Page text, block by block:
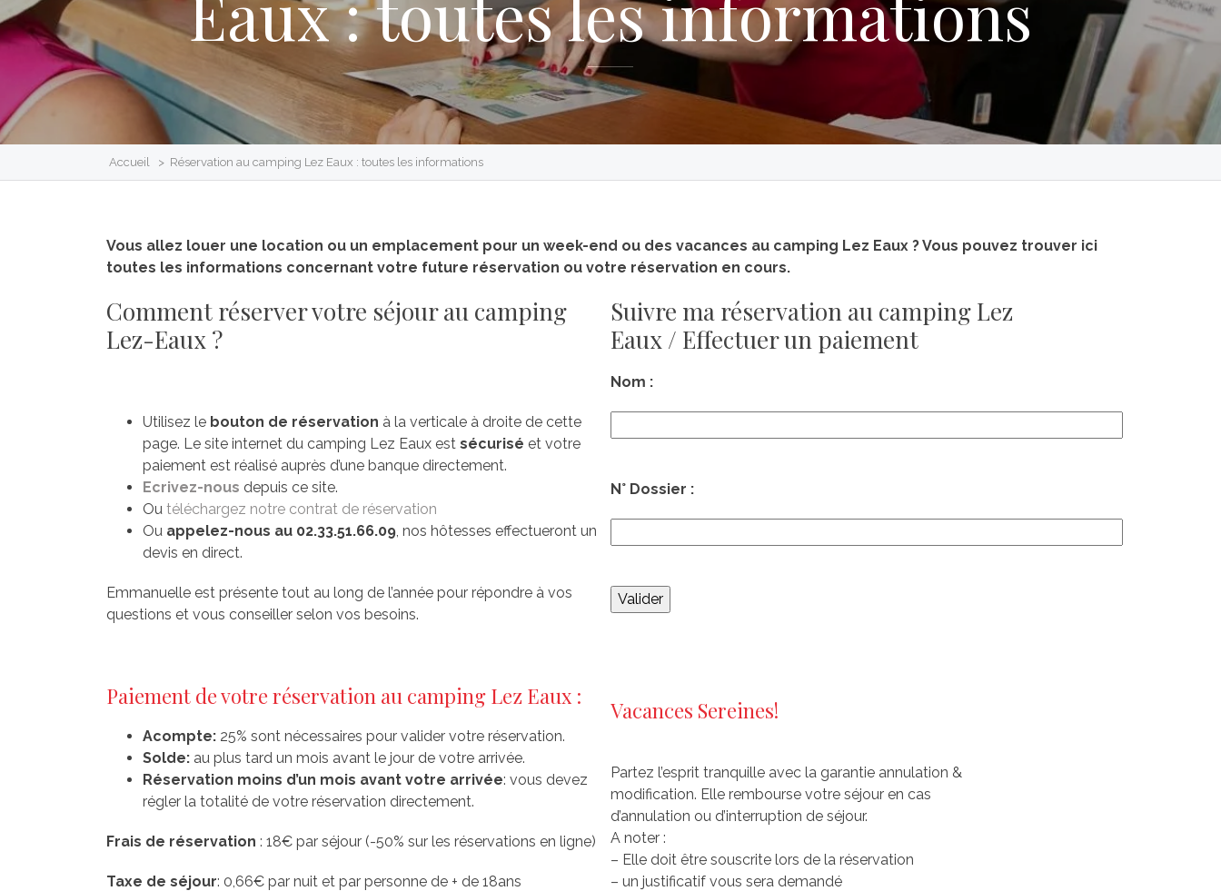
Accueil > Réservation au camping Lez Eaux : toutes les informations
Vous allez louer une location ou un emplacement pour un week-end ou des vacances au camping Lez Eaux ? Vous pouvez trouver ici
toutes les informations concernant votre future réservation ou votre réservation en cours.
Comment réserver votre séjour au camping
Lez-Eaux ?
Utilisez le bouton de réservation à la verticale à droite de cette
page. Le site internet du camping Lez Eaux est sécurisé et votre
paiement est réalisé auprès d’une banque directement.
Ecrivez-nous depuis ce site.
Ou téléchargez notre contrat de réservation
Ou appelez-nous au 02.33.51.66.09, nos hôtesses effectueront un
devis en direct.
Emmanuelle est présente tout au long de l’année pour répondre à vos
questions et vous conseiller selon vos besoins.
Paiement de votre réservation au camping Lez Eaux :
Acompte: 25% sont nécessaires pour valider votre réservation.
Solde: au plus tard un mois avant le jour de votre arrivée.
Réservation moins d’un mois avant votre arrivée: vous devez
régler la totalité de votre réservation directement.
Frais de réservation : 18€ par séjour (-50% sur les réservations en ligne)
Taxe de séjour: 0,66€ par nuit et par personne de + de 18ans
Suivre ma réservation au camping Lez
Eaux / Effectuer un paiement
Nom :
N° Dossier :
Vacances Sereines!
Partez l’esprit tranquille avec la garantie annulation &
modification. Elle rembourse votre séjour en cas
d’annulation ou d’interruption de séjour.
A noter :
– Elle doit être souscrite lors de la réservation
– un justificatif vous sera demandé